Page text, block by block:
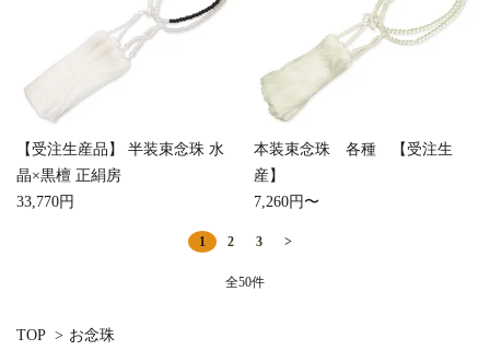
【受注生産品】 半装束念珠 水
晶×黒檀 正絹房
33,770円
本装束念珠 各種 【受注生
産】
7,260円〜
1 2 3 >
全50件
TOP > お念珠